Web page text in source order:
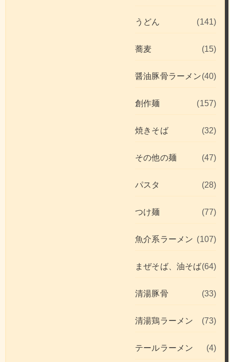
うどん (141)
蕎麦 (15)
醤油豚骨ラーメン(40)
創作麺 (157)
焼きそば (32)
その他の麺 (47)
パスタ (28)
つけ麺 (77)
魚介系ラーメン (107)
まぜそば、油そば(64)
清湯豚骨 (33)
清湯鶏ラーメン (73)
テールラーメン (4)